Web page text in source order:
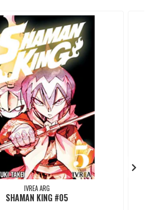
IVREA ARG
SHAMAN KING #05